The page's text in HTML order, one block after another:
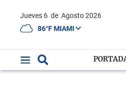
Jueves 6 de Agosto 2026
86°F MIAMI